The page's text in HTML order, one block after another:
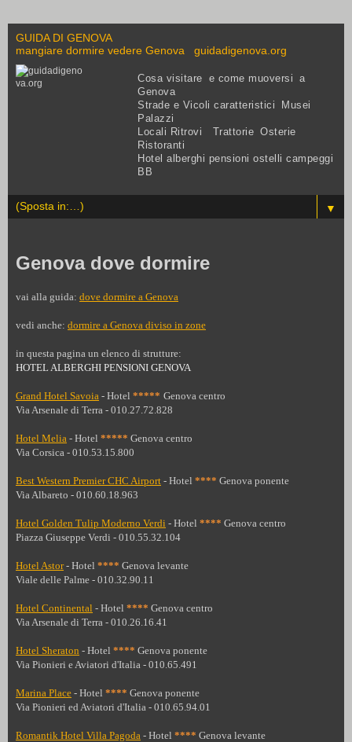
GUIDA DI GENOVA
mangiare dormire vedere Genova guidadigenova.org
Cosa visitare e come muoversi a
Genova
Strade e Vicoli caratteristici Musei
Palazzi
Locali Ritrovi Trattorie Osterie
Ristoranti
Hotel alberghi pensioni ostelli campeggi
BB
▼
Genova dove dormire
vai alla guida: dove dormire a Genova
vedi anche: dormire a Genova diviso in zone
in questa pagina un elenco di strutture:
HOTEL ALBERGHI PENSIONI GENOVA
Grand Hotel Savoia - Hotel ***** Genova centro
Via Arsenale di Terra - 010.27.72.828
Hotel Melia - Hotel ***** Genova centro
Via Corsica - 010.53.15.800
Best Western Premier CHC Airport - Hotel **** Genova ponente
Via Albareto - 010.60.18.963
Hotel Golden Tulip Moderno Verdi - Hotel **** Genova centro
Piazza Giuseppe Verdi - 010.55.32.104
Hotel Astor- Hotel **** Genova levante
Viale delle Palme - 010.32.90.11
Hotel Continental - Hotel **** Genova centro
Via Arsenale di Terra - 010.26.16.41
Hotel Sheraton - Hotel **** Genova ponente
Via Pionieri e Aviatori d'Italia - 010.65.491
Marina Place - Hotel **** Genova ponente
Via Pionieri ed Aviatori d'Italia - 010.65.94.01
Romantik Hotel Villa Pagoda - Hotel **** Genova levante